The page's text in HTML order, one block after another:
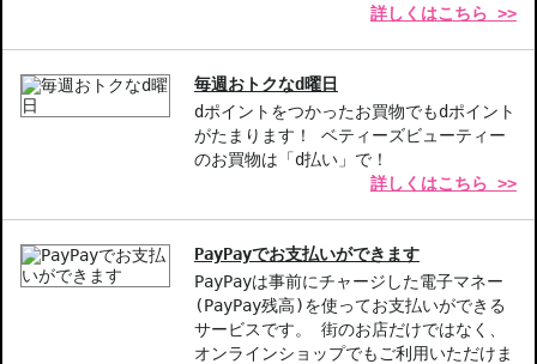
◇1件のご注文でも倉庫が異なる場合や配送用箱の関係で荷物を分割
ざいませんのでご安心ください。
◇この商品はラッピングができません。
超クリーミーなテクスチャー-唇にしっかりとフィットし、快適な
使い心地を実現。
長時間保つ美しい発色-にじみがなく、美しい色合いを長時間キー
プします。
豊富なカラーバリエーション-あなたにぴったりの色を見つけるこ
とができる、多彩な色展開。
詳しくはこちら >>
毎週おトクなd曜日
dポイントをつかったお買物でもdポイント
がたまります！ ベティーズビューティー
のお買物は「d払い」で！
詳しくはこちら >>
PayPayでお支払いができます
PayPayは事前にチャージした電子マネー
(PayPay残高)を使ってお支払いができる
サービスです。 街のお店だけではなく、
オンラインショップでもご利用いただけま